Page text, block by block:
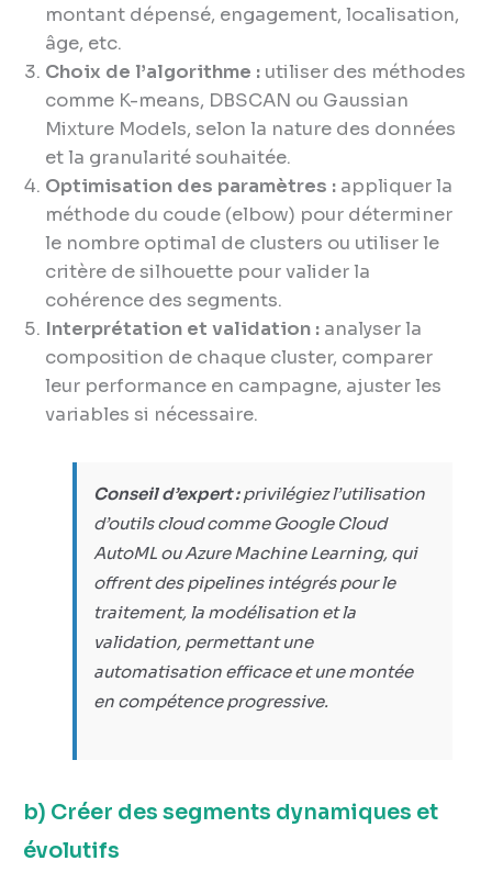
montant dépensé, engagement, localisation,
âge, etc.
Choix de l’algorithme : utiliser des méthodes
comme K-means, DBSCAN ou Gaussian
Mixture Models, selon la nature des données
et la granularité souhaitée.
Optimisation des paramètres : appliquer la
méthode du coude (elbow) pour déterminer
le nombre optimal de clusters ou utiliser le
critère de silhouette pour valider la
cohérence des segments.
Interprétation et validation : analyser la
composition de chaque cluster, comparer
leur performance en campagne, ajuster les
variables si nécessaire.
Conseil d’expert :privilégiez l’utilisation
d’outils cloud comme Google Cloud
AutoML ou Azure Machine Learning, qui
offrent des pipelines intégrés pour le
traitement, la modélisation et la
validation, permettant une
automatisation efficace et une montée
en compétence progressive.
b) Créer des segments dynamiques et
évolutifs